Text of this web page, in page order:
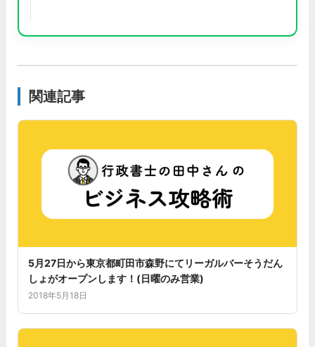
関連記事
5月27日から東京都町田市森野にてリーガルバーそうだん
しょがオープンします！(日曜のみ営業)
2018年5月18日